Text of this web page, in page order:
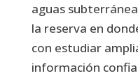
aguas
la reserva en
con estudiar
información